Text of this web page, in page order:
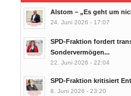
Alstom – „Es geht um
24. Juni 2026 - 17:07
SPD-Fraktion fordert
Sondervermögen...
22. Juni 2026 - 22:04
SPD-Fraktion kritisiert
8. Juni 2026 - 23:20